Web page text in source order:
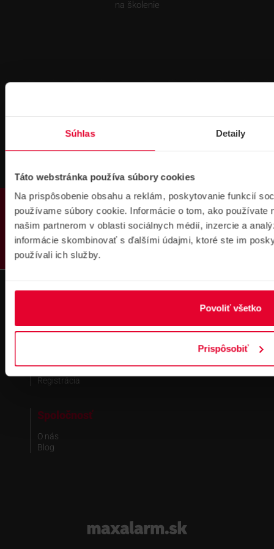
Súhlas Detaily
Táto webstránka používa súbory cookies
Na prispôsobenie obsahu a reklám, poskytovanie funkcií
používame súbory cookie. Informácie o tom, ako používate
našim partnerom v oblasti sociálnych médií, inzercie a
informácie skombinovať s ďalšími údajmi, ktoré ste im
používali ich služby.
Povoliť všetko
Prispôsobiť
PRODUKTY
na školenie
Fakturačné údaje
IČO: 36340804 | DIČ: 2021919658
odd.: Sa, vl. č.: 7597/B
Kontakt
Pobočka Bratislava
Pobočka Košice
Fakturačné údaje
Náš tím
Obchodné informácie
Ochrana osobných údajov
Registrácia
Spoločnosť
O nás
Blog
www.maxalarm.sk